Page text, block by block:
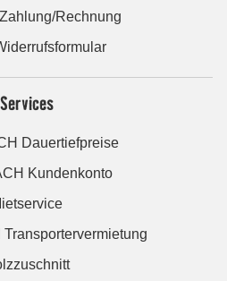
Rechnung
Services
Dauertiefpreise
Kundenkonto